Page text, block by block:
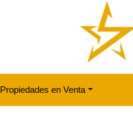
Propiedades en Venta